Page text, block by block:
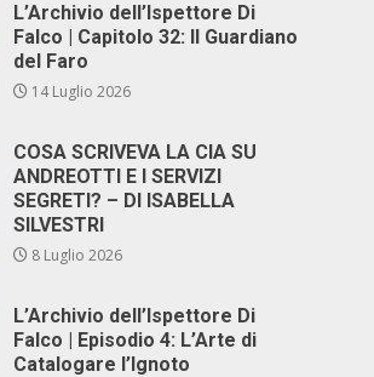
L’Archivio dell’Ispettore Di
Falco | Capitolo 32: Il Guardiano
del Faro
14 Luglio 2026
COSA SCRIVEVA LA CIA SU
ANDREOTTI E I SERVIZI
SEGRETI? – DI ISABELLA
SILVESTRI
8 Luglio 2026
L’Archivio dell’Ispettore Di
Falco | Episodio 4: L’Arte di
Catalogare l’Ignoto